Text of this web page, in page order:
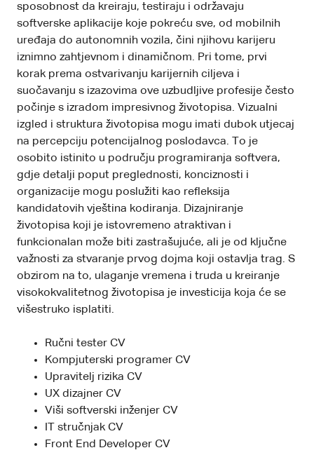
sposobnost da kreiraju, testiraju i održavaju
softverske aplikacije koje pokreću sve, od mobilnih
uređaja do autonomnih vozila, čini njihovu karijeru
iznimno zahtjevnom i dinamičnom. Pri tome, prvi
korak prema ostvarivanju karijernih ciljeva i
suočavanju s izazovima ove uzbudljive profesije često
počinje s izradom impresivnog životopisa. Vizualni
izgled i struktura životopisa mogu imati dubok utjecaj
na percepciju potencijalnog poslodavca. To je
osobito istinito u području programiranja softvera,
gdje detalji poput preglednosti, konciznosti i
organizacije mogu poslužiti kao refleksija
kandidatovih vještina kodiranja. Dizajniranje
životopisa koji je istovremeno atraktivan i
funkcionalan može biti zastrašujuće, ali je od ključne
važnosti za stvaranje prvog dojma koji ostavlja trag. S
obzirom na to, ulaganje vremena i truda u kreiranje
visokokvalitetnog životopisa je investicija koja će se
višestruko isplatiti.
Ručni tester CV
Kompjuterski programer CV
Upravitelj rizika CV
UX dizajner CV
Viši softverski inženjer CV
IT stručnjak CV
Front End Developer CV